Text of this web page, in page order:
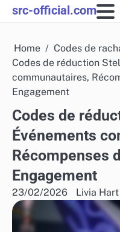
Skip
to
src-official.com
Home
Codes de
Codes de réduction
communautaires,
Engagement
Codes de
Événements
Récompenses
Engagement
23/02/2026 Livia Hart